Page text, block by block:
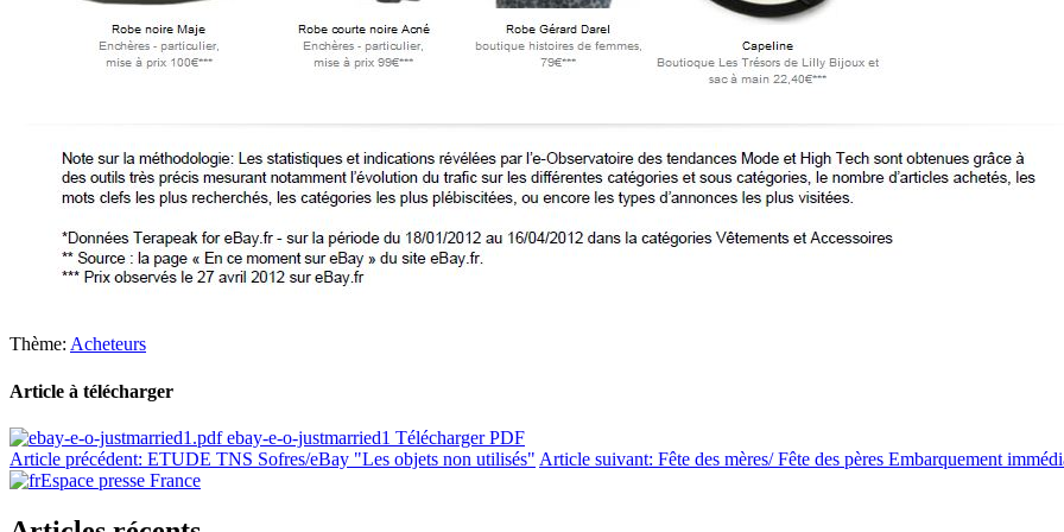
Thème: Acheteurs
Article à télécharger
ebay-e-o-justmarried1 Télécharger PDF
Article précédent: ETUDE TNS Sofres/eBay "Les objets non utilisés" Article suivant: Fête des mères/ Fête des pères Embarquement
Espace presse France